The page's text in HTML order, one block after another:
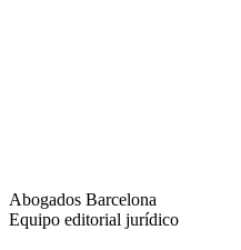
Abogados Barcelona
Equipo editorial jurídico